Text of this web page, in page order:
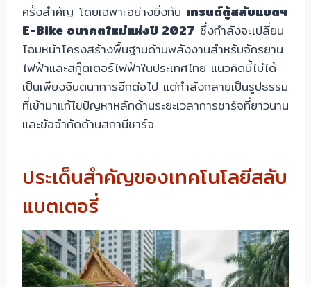
ครั้งสำคัญ โดยเฉพาะอย่างยิ่งกับ เทรนด์ตู้สลับแบตฯ
E-Bike อนาคตใหม่แห่งปี 2027 ซึ่งกำลังจะเปลี่ยน
โฉมหน้าโครงสร้างพื้นฐานด้านพลังงานสำหรับจักรยาน
ไฟฟ้าและสกู๊ตเตอร์ไฟฟ้าในประเทศไทย แนวคิดนี้ไม่ได้
เป็นเพียงจินตนาการอีกต่อไป แต่กำลังกลายเป็นรูปธรรม
ที่เข้ามาแก้ไขปัญหาหลักด้านระยะเวลาการชาร์จที่ยาวนาน
และข้อจำกัดด้านสถานีชาร์จ
ประเด็นสำคัญของเทคโนโลยีสลับ
แบตเตอรี่